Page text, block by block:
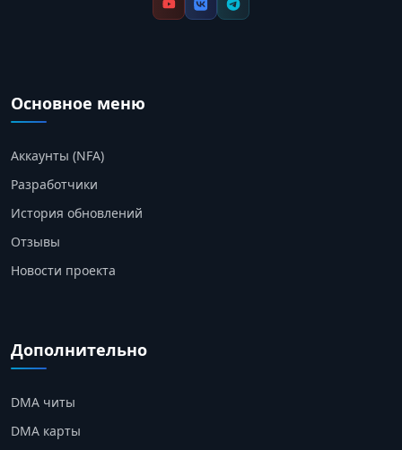
Основное меню
Аккаунты (NFA)
Разработчики
История обновлений
Отзывы
Новости проекта
Дополнительно
DMA читы
DMA карты